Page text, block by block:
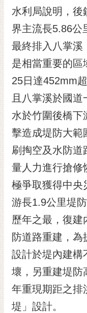
訂
閱
RSS
訂
閱
電
子
報
市
民
信
箱
English
日
本
語
隱
私
權
及
安
全
政
水利局說明，後
界主流長5.86公
最終排入八掌溪
是相當重要的區
25日達452mm
且八掌溪於國
水於竹圍後橋下
擊造成堤防大範
刷掏空及水防道
量人力進行搶修
極爭取獲得中央
游長1.9公里堤
歷年之最，復建
防道路重建，
設計於堤內建構
壞，另重建堤防
年重現期距之排
堤」設計。